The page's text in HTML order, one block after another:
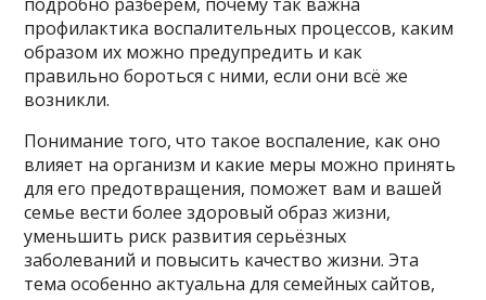
профилактика воспалительных процессов, каким
образом их можно предупредить и как
правильно бороться с ними, если они всё же
возникли.
Понимание того, что такое воспаление, как оно
влияет на организм и какие меры можно принять
для его предотвращения, поможет вам и вашей
семье вести более здоровый образ жизни,
уменьшить риск развития серьёзных
заболеваний и повысить качество жизни. Эта
тема особенно актуальна для семейных сайтов,